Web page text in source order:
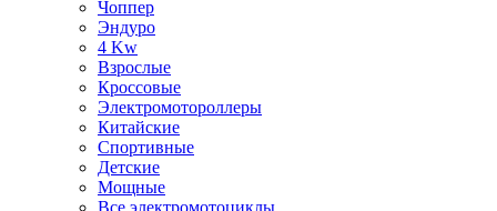
Чоппер
Эндуро
4 Kw
Взрослые
Кроссовые
Электромотороллеры
Китайские
Спортивные
Детские
Мощные
Все электромотоциклы